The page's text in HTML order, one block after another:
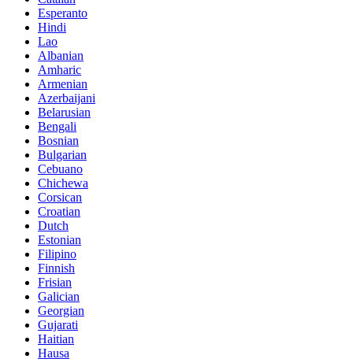
Esperanto
Hindi
Lao
Albanian
Amharic
Armenian
Azerbaijani
Belarusian
Bengali
Bosnian
Bulgarian
Cebuano
Chichewa
Corsican
Croatian
Dutch
Estonian
Filipino
Finnish
Frisian
Galician
Georgian
Gujarati
Haitian
Hausa